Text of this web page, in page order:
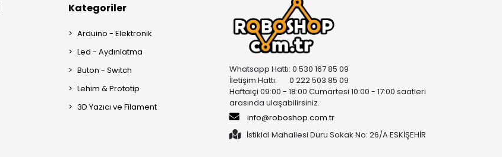
Kategoriler
Arduino - Elektronik
Led - Aydınlatma
Buton - Switch
Lehim & Prototip
3D Yazıcı ve Filament
Whatsapp Hattı: 0 530 167 85 09
İletişim Hattı: 0 222 503 85 09
Haftaiçi 09:00 - 18:00 Cumartesi 10:00 - 17:00 saatleri
arasında ulaşabilirsiniz.
info@roboshop.com.tr
İstiklal Mahallesi Duru Sokak No: 26/A ESKİŞEHİR